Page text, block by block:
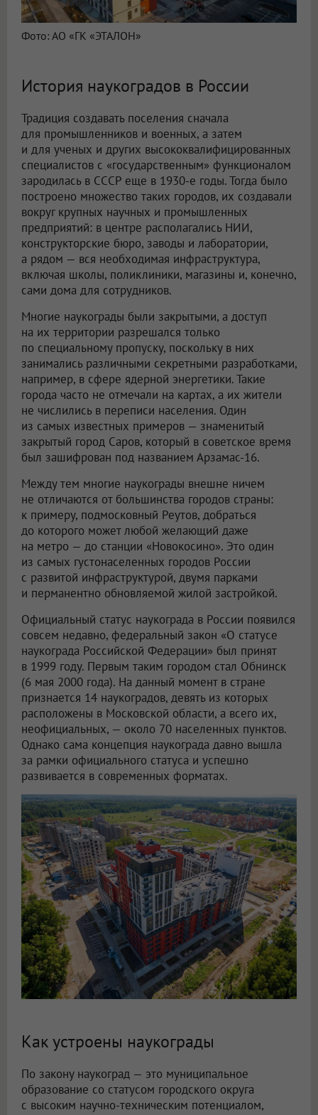
Фото: АО «ГК «ЭТАЛОН»
История наукоградов в России
Традиция создавать поселения сначала
для промышленников и военных, а затем
и для ученых и других высококвалифицированных
специалистов с «государственным» функционалом
зародилась в СССР еще в 1930-е годы. Тогда было
построено множество таких городов, их создавали
вокруг крупных научных и промышленных
предприятий: в центре располагались НИИ,
конструкторские бюро, заводы и лаборатории,
а рядом — вся необходимая инфраструктура,
включая школы, поликлиники, магазины и, конечно,
сами дома для сотрудников.
Многие наукограды были закрытыми, а доступ
на их территории разрешался только
по специальному пропуску, поскольку в них
занимались различными секретными разработками,
например, в сфере ядерной энергетики. Такие
города часто не отмечали на картах, а их жители
не числились в переписи населения. Один
из самых известных примеров — знаменитый
закрытый город Саров, который в советское время
был зашифрован под названием Арзамас-16.
Между тем многие наукограды внешне ничем
не отличаются от большинства городов страны:
к примеру, подмосковный Реутов, добраться
до которого может любой желающий даже
на метро — до станции «Новокосино». Это один
из самых густонаселенных городов России
с развитой инфраструктурой, двумя парками
и перманентно обновляемой жилой застройкой.
Официальный статус наукограда в России появился
совсем недавно, федеральный закон «О статусе
наукограда Российской Федерации» был принят
в 1999 году. Первым таким городом стал Обнинск
(6 мая 2000 года). На данный момент в стране
признается 14 наукоградов, девять из которых
расположены в Московской области, а всего их,
неофициальных, — около 70 населенных пунктов.
Однако сама концепция наукограда давно вышла
за рамки официального статуса и успешно
развивается в современных форматах.
Как устроены наукограды
По закону наукоград — это муниципальное
образование со статусом городского округа
с высоким научно-техническим потенциалом,